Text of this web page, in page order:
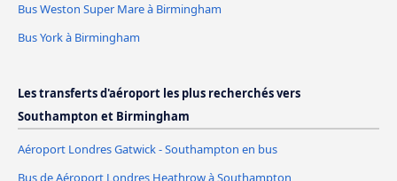
Bus Weston Super Mare à Birmingham
Bus York à Birmingham
Les transferts d'aéroport les plus recherchés vers
Southampton et Birmingham
Aéroport Londres Gatwick - Southampton en bus
Bus de Aéroport Londres Heathrow à Southampton